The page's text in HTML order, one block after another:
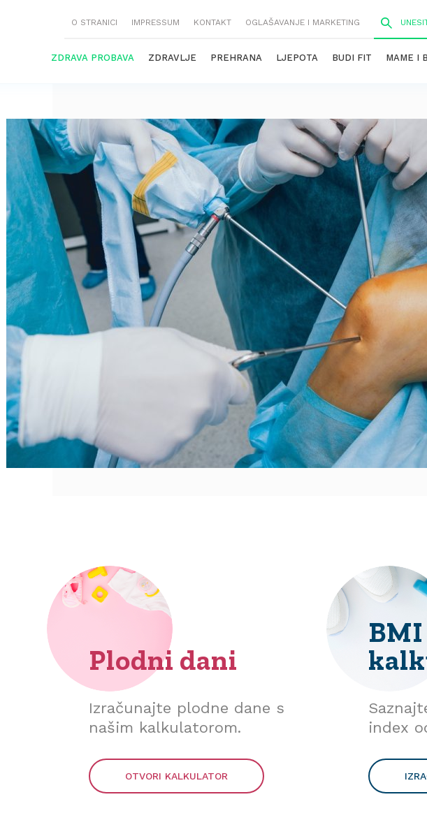
O STRANICI IMPRESSUM KONTAKT OGLAŠAVANJE I MARKETING
ZDRAVA PROBAVA ZDRAVLJE PREHRANA LJEPOTA BUDI FIT MAME I
Plodni dani
Izračunajte plodne dane s
našim kalkulatorom.
OTVORI KALKULATOR
BMI
index